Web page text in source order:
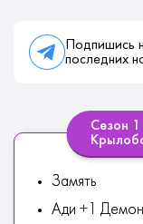
Подпишись
последних
Сезон
Замять
Ади +1 Демон